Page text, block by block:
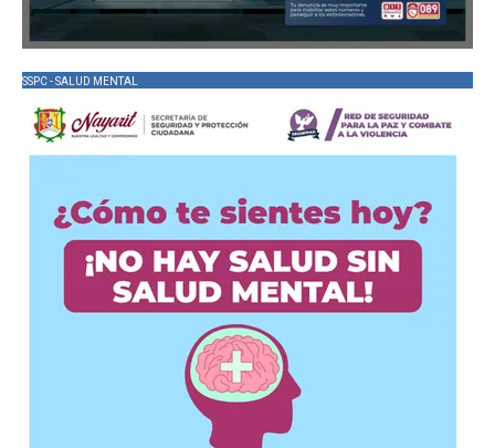
SSPC - SALUD MENTAL